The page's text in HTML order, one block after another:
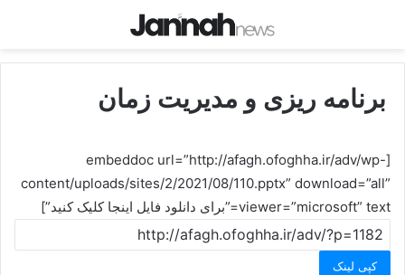
برنامه ریزی و مدیریت زمان
[embeddoc url=”http://afagh.ofoghha.ir/adv/wp-
content/uploads/sites/2/2021/08/110.pptx” download=”all”
viewer=”microsoft” text=”برای دانلود فایل اینجا کلیک کنید”]
کپی لینک